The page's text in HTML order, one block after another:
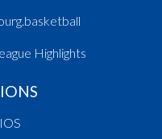
Highlights